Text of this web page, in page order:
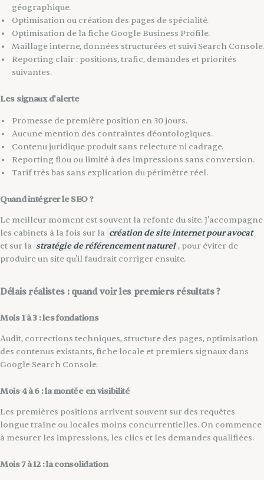
géographique.
Optimisation ou création des pages de spécialité.
Optimisation de la fiche Google Business Profile.
Maillage interne, données structurées et suivi Search Console.
Reporting clair : positions, trafic, demandes et priorités
suivantes.
Les signaux d'alerte
Promesse de première position en 30 jours.
Aucune mention des contraintes déontologiques.
Contenu juridique produit sans relecture ni cadrage.
Reporting flou ou limité à des impressions sans conversion.
Tarif très bas sans explication du périmètre réel.
Quand intégrer le SEO ?
Le meilleur moment est souvent la refonte du site. J'accompagne
les cabinets à la fois sur la création de site internet pour avocat
et sur la stratégie de référencement naturel , pour éviter de
produire un site qu'il faudrait corriger ensuite.
Délais réalistes : quand voir les premiers résultats ?
Mois 1 à 3 : les fondations
Audit, corrections techniques, structure des pages, optimisation
des contenus existants, fiche locale et premiers signaux dans
Google Search Console.
Mois 4 à 6 : la montée en visibilité
Les premières positions arrivent souvent sur des requêtes
longue traîne ou locales moins concurrentielles. On commence
à mesurer les impressions, les clics et les demandes qualifiées.
Mois 7 à 12 : la consolidation